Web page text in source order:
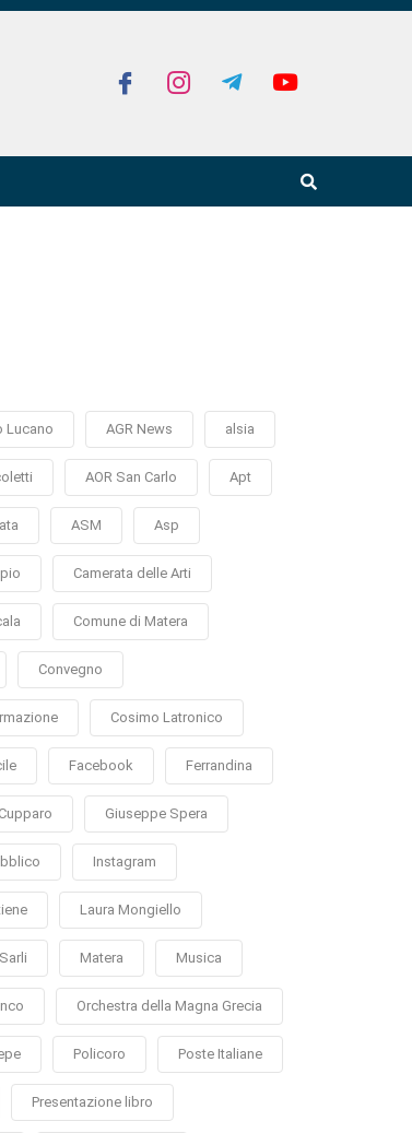
Lucano AGR News alsia
AOR San Carlo Apt
ASM Asp
Camerata delle Arti
Comune di Matera
Convegno
Cosimo Latronico
Facebook Ferrandina
Giuseppe Spera
Instagram
Laura Mongiello
Matera Musica
Orchestra della Magna Grecia
Policoro Poste Italiane
Presentazione libro